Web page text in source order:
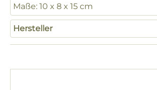
Maße: 10 x 8 x 15 cm
Hersteller